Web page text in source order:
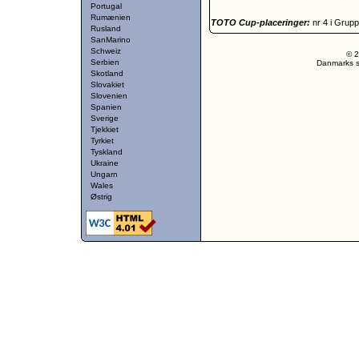
Portugal
Rumænien
Rusland
SanMarino
Schweiz
Serbien
Skotland
Slovakiet
Slovenien
Spanien
Sverige
Tjekkiet
Tyrkiet
Tyskland
Ukraine
Ungarn
Wales
Østrig
TOTO Cup-placeringer: nr 4 i
©
Danmarks